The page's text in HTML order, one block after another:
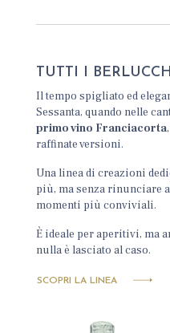
TUTTI I
Il tempo spigliato ed
Sessanta, quando nelle
primo vino Franciacorta
raffinate versioni.
Una linea di creazioni
più, ma senza rinunciare
momenti più conviviali.
È ideale per aperitivi, ma
nulla è lasciato al caso.
SCOPRI LA LINEA